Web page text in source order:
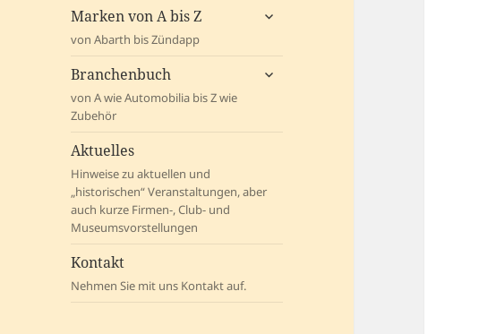
Marken von A bis Z
von Abarth bis Zündapp
untermenü
Branchenbuch
von A wie Automobilia bis Z wie
Zubehör
untermenü
Aktuelles
Hinweise zu aktuellen und
„historischen“ Veranstaltungen, aber
auch kurze Firmen-, Club- und
Museumsvorstellungen
Kontakt
Nehmen Sie mit uns Kontakt auf.